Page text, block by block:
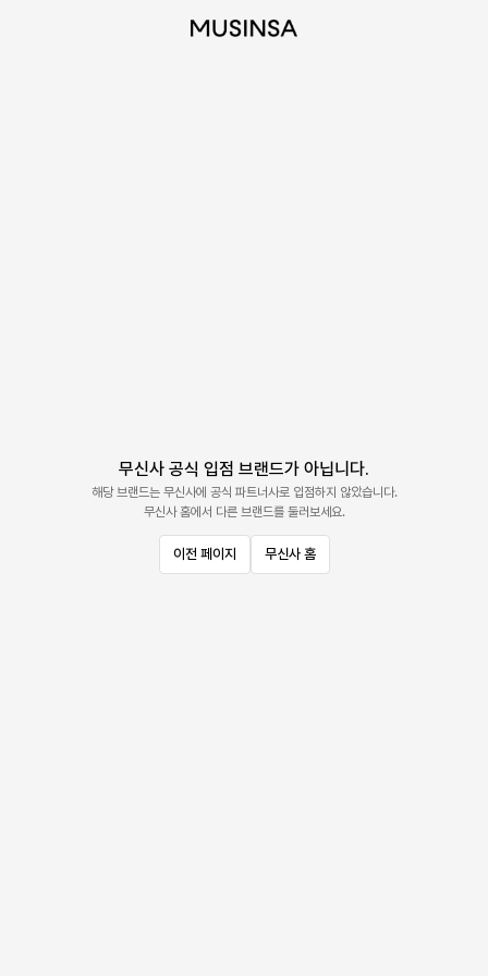
무신사 공식 입점 브랜드가 아닙니다.
해당 브랜드는 무신사에 공식 파트너사로 입점하지 않았습니다.
무신사 홈에서 다른 브랜드를 둘러보세요.
이전 페이지 무신사 홈